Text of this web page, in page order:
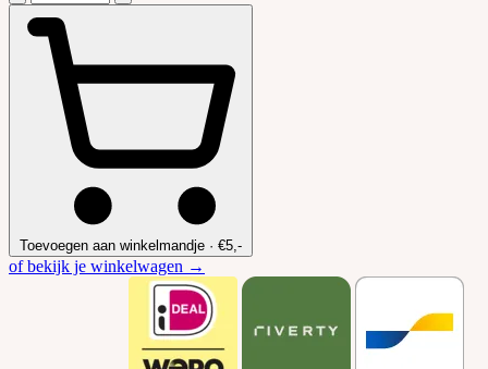
Toevoegen aan winkelmandje · €5,-
of bekijk je winkelwagen →